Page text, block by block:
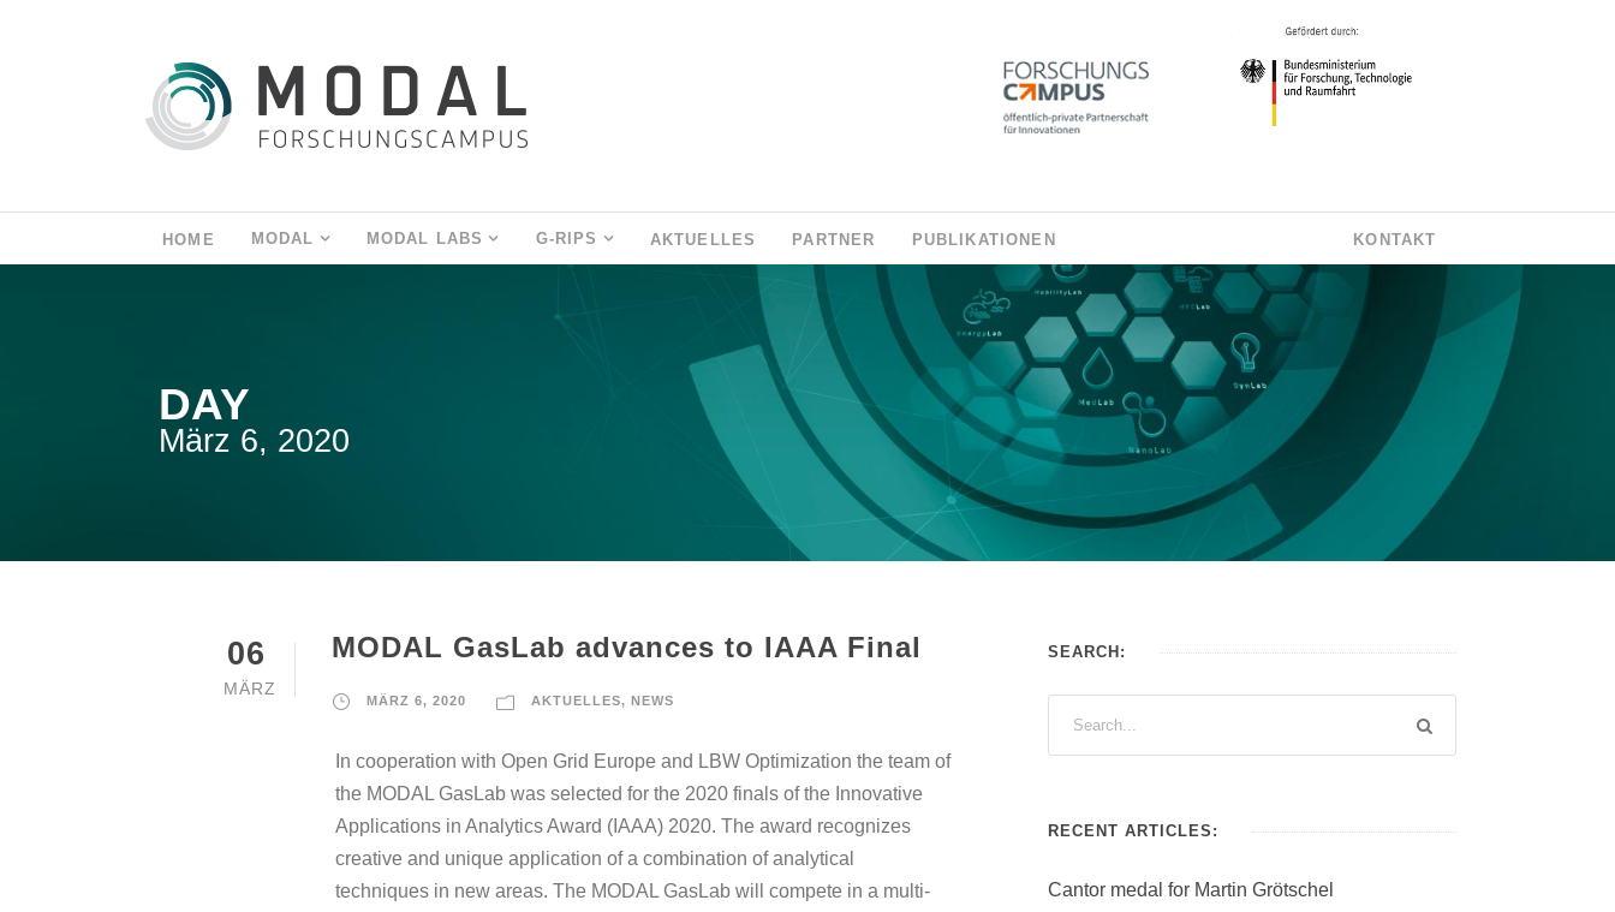
HOME MODAL MODAL LABS G-RIPS AKTUELLES PARTNER PUBLIKATIONEN KONTAKT
DAY
März 6, 2020
06
MÄRZ
MODAL GasLab advances to IAAA Final
MÄRZ 6, 2020 AKTUELLES, NEWS
In cooperation with Open Grid Europe and LBW Optimization the team of
the MODAL GasLab was selected for the 2020 finals of the Innovative
Applications in Analytics Award (IAAA) 2020. The award recognizes
creative and unique application of a combination of analytical
techniques in new areas. The MODAL GasLab will compete in a multi-
SEARCH:
RECENT ARTICLES:
Cantor medal for Martin Grötschel